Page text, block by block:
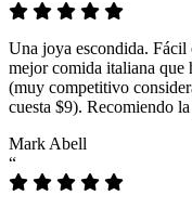
Una joya escondida. Fácil
mejor comida italiana
(muy competitivo
cuesta $9). Recomiendo
Mark Abell
“